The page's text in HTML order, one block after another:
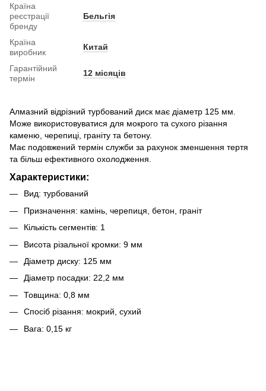
Країна
реєстрації
бренду
Бельгія
Країна
виробник
Китай
Гарантійний
термін
12 місяців
Алмазний відрізний турбований диск має діаметр 125 мм.
Може використовуватися для мокрого та сухого різання
каменю, черепиці, граніту та бетону.
Має подовжений термін служби за рахунок зменшення тертя
та більш ефективного охолодження.
Характеристики:
Вид: турбований
Призначення: камінь, черепиця, бетон, граніт
Кількість сегментів: 1
Висота різальної кромки: 9 мм
Діаметр диску: 125 мм
Діаметр посадки: 22,2 мм
Товщина: 0,8 мм
Спосіб різання: мокрий, сухий
Вага: 0,15 кг